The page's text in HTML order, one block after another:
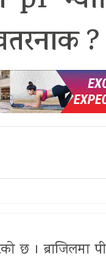
?
छ । ब्राजिलमा